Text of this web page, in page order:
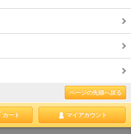
ページの先頭へ戻る
カート マイアカウント